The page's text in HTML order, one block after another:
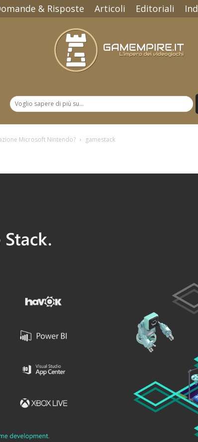
& Risposte Articoli Editoriali
Microsoft Nintendo? gamestack